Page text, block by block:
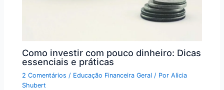
Como investir com pouco dinheiro: Dicas
essenciais e práticas
2 Comentários / Educação Financeira Geral / PorAlicia
Shubert